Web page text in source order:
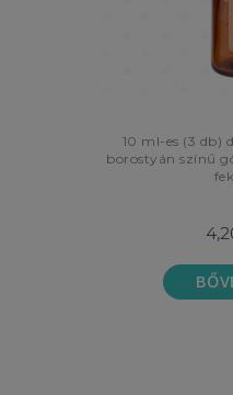
10 ml-es (3 db)
borostyán színű